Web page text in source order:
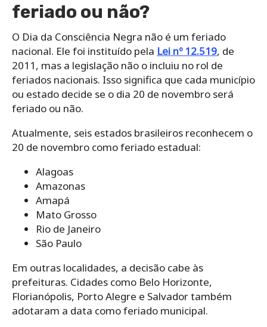
feriado ou não?
O Dia da Consciência Negra não é um feriado
nacional. Ele foi instituído pela Lei nº 12.519, de
2011, mas a legislação não o incluiu no rol de
feriados nacionais. Isso significa que cada município
ou estado decide se o dia 20 de novembro será
feriado ou não.
Atualmente, seis estados brasileiros reconhecem o
20 de novembro como feriado estadual:
Alagoas
Amazonas
Amapá
Mato Grosso
Rio de Janeiro
São Paulo
Em outras localidades, a decisão cabe às
prefeituras. Cidades como Belo Horizonte,
Florianópolis, Porto Alegre e Salvador também
adotaram a data como feriado municipal.